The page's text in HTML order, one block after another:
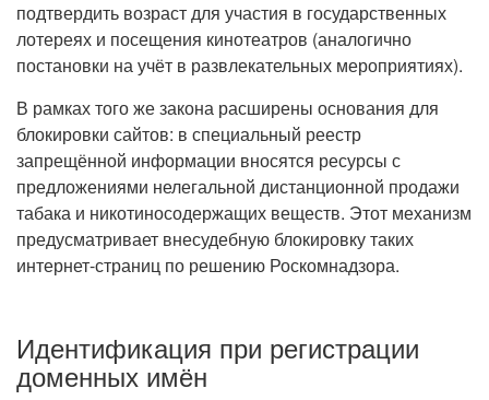
подтвердить возраст для участия в государственных
лотереях и посещения кинотеатров (аналогично
постановки на учёт в развлекательных мероприятиях).
В рамках того же закона расширены основания для
блокировки сайтов: в специальный реестр
запрещённой информации вносятся ресурсы с
предложениями нелегальной дистанционной продажи
табака и никотиносодержащих веществ. Этот механизм
предусматривает внесудебную блокировку таких
интернет-страниц по решению Роскомнадзора.
Идентификация при регистрации
доменных имён